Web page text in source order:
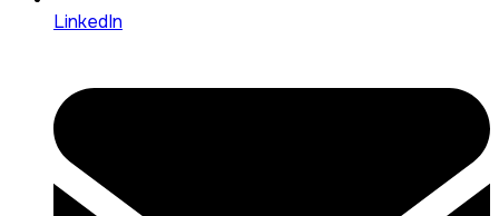
LinkedIn